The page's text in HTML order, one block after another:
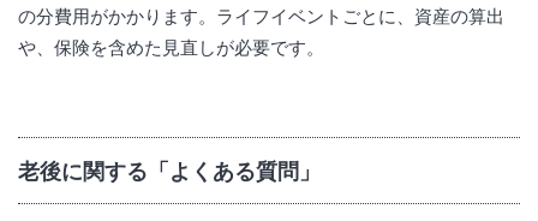
の分費用がかかります。ライフイベントごとに、資産の算出
や、保険を含めた見直しが必要です。
老後に関する「よくある質問」